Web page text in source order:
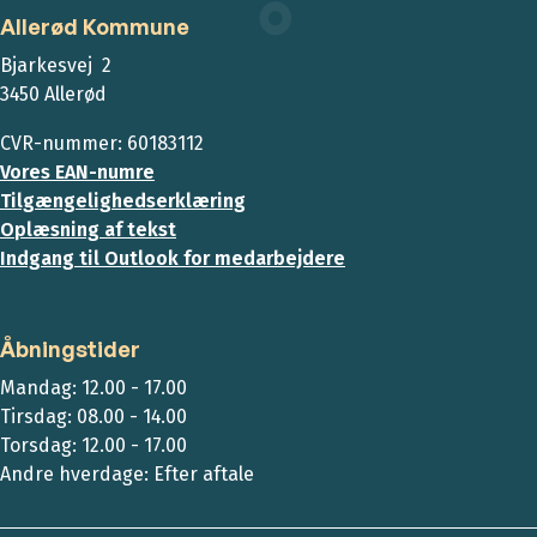
Allerød Kommune
Bjarkesvej 2
3450 Allerød
CVR-nummer: 60183112
Vores EAN-numre
Tilgængelighedserklæring
Oplæsning af tekst
Indgang til Outlook for medarbejdere
Åbningstider
Mandag: 12.00 - 17.00
Tirsdag: 08.00 - 14.00
Torsdag: 12.00 - 17.00
Andre hverdage: Efter aftale